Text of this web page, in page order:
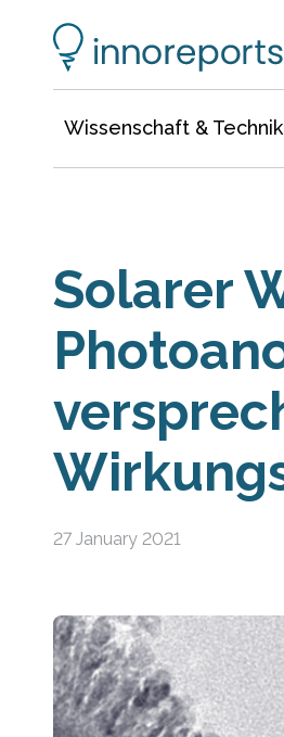
Wissenschaft & Technik
Solarer
27 January 2021